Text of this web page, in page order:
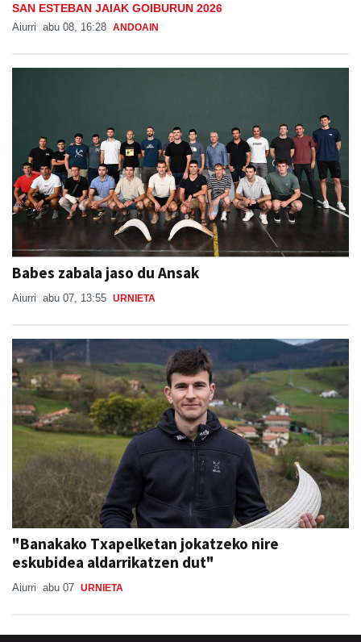
SAN ESTEBAN JAIAK GOIBURUN 2026
Aiurri abu 08, 16:28 ANDOAIN
Babes zabala jaso du Ansak
Aiurri abu 07, 13:55 URNIETA
"Banakako Txapelketan jokatzeko nire
eskubidea aldarrikatzen dut"
Aiurri abu 07 URNIETA